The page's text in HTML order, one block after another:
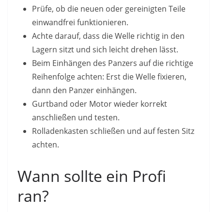
Prüfe, ob die neuen oder gereinigten Teile
einwandfrei funktionieren.
Achte darauf, dass die Welle richtig in den
Lagern sitzt und sich leicht drehen lässt.
Beim Einhängen des Panzers auf die richtige
Reihenfolge achten: Erst die Welle fixieren,
dann den Panzer einhängen.
Gurtband oder Motor wieder korrekt
anschließen und testen.
Rolladenkasten schließen und auf festen Sitz
achten.
Wann sollte ein Profi
ran?